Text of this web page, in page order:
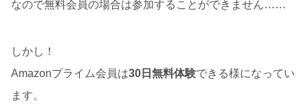
なので無料会員の場合は参加することができません……
しかし！
Amazonプライム会員は30日無料体験できる様になってい
ます。